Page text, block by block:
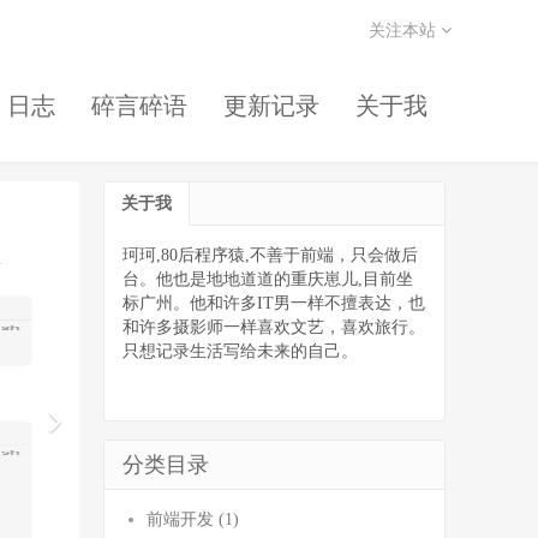
日志 碎言碎语 更新记录 关于我
关注本站
关于我
珂珂,80后程序猿,不善于前端，只会做后
台。他也是地地道道的重庆崽儿,目前坐
标广州。他和许多IT男一样不擅表达，也
和许多摄影师一样喜欢文艺，喜欢旅行。
只想记录生活写给未来的自己。
分类目录
前端开发 (1)